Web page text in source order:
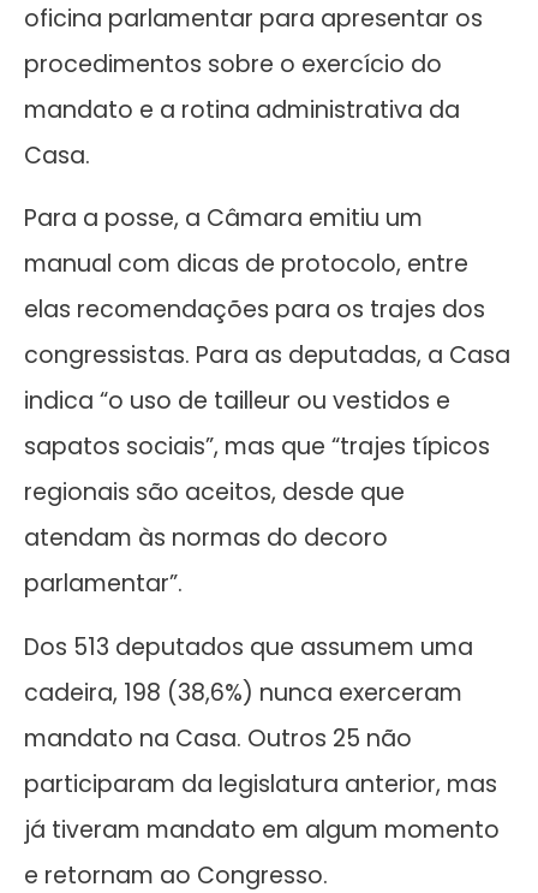
oficina parlamentar para apresentar os
procedimentos sobre o exercício do
mandato e a rotina administrativa da
Casa.
Para a posse, a Câmara emitiu um
manual com dicas de protocolo, entre
elas recomendações para os trajes dos
congressistas. Para as deputadas, a Casa
indica “o uso de tailleur ou vestidos e
sapatos sociais”, mas que “trajes típicos
regionais são aceitos, desde que
atendam às normas do decoro
parlamentar”.
Dos 513 deputados que assumem uma
cadeira, 198 (38,6%) nunca exerceram
mandato na Casa. Outros 25 não
participaram da legislatura anterior, mas
já tiveram mandato em algum momento
e retornam ao Congresso.